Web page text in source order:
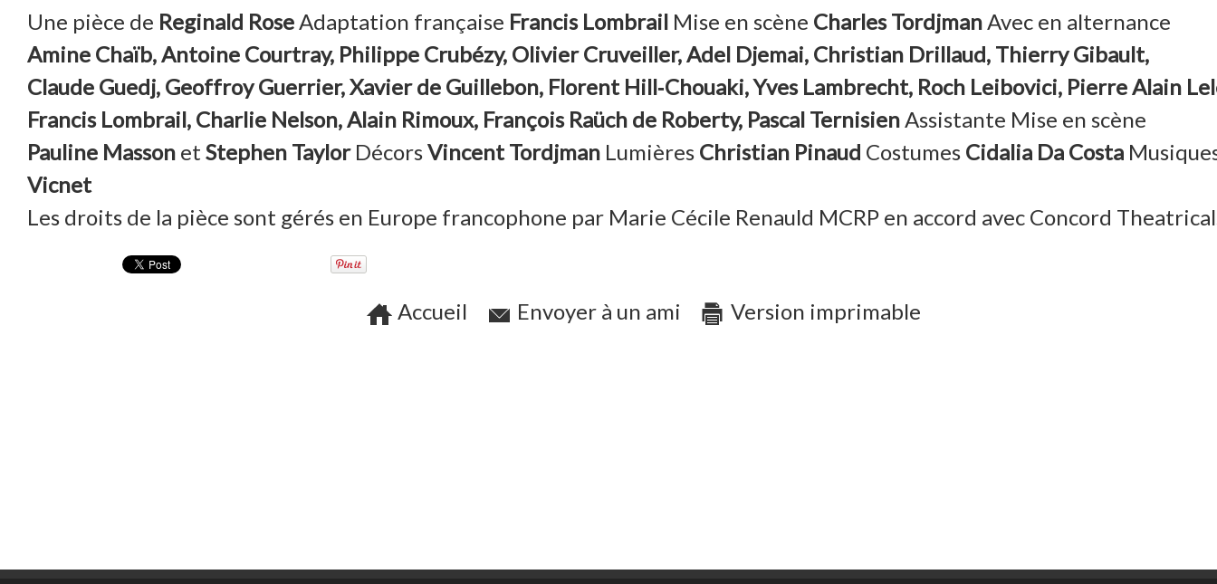
Une pièce de Reginald RoseAdaptation française Francis Lombrail Mise en scène Charles TordjmanAvec en alternance
Amine Chaïb, Antoine Courtray, Philippe Crubézy, Olivier Cruveiller, Adel Djemai, Christian Drillaud, Thierry Gibault,
Claude Guedj, Geoffroy Guerrier, Xavier de Guillebon, Florent Hill‑Chouaki, Yves Lambrecht, Roch Leibovici, Pierre Alain
Francis Lombrail, Charlie Nelson, Alain Rimoux, François Raüch de Roberty, Pascal TernisienAssistante Mise en scène
Pauline Masson etStephen Taylor DécorsVincent Tordjman Lumières Christian Pinaud Costumes Cidalia Da Costa
Vicnet
Les droits de la pièce sont gérés en Europe francophone par Marie Cécile Renauld MCRP en accord avec Concord
Accueil Envoyer à un ami Version imprimable